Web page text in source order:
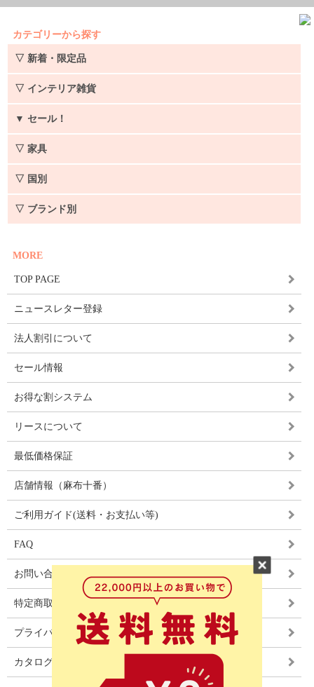
カテゴリーから探す
▽ 新着・限定品
▽ インテリア雑貨
▼ セール！
▽ 家具
▽ 国別
▽ ブランド別
MORE
TOP PAGE
ニュースレター登録
法人割引について
セール情報
お得な割システム
リースについて
最低価格保証
店舗情報（麻布十番）
ご利用ガイド(送料・お支払い等)
FAQ
お問い合わせ
特定商取引法に基づく表記
プライバシーポリシー
カタログ